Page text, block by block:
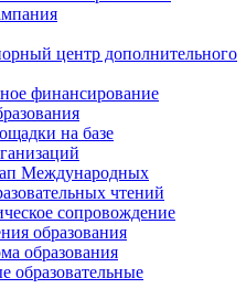
центр дополнительного
финансирование
на базе
Международных
чтений
сопровождение
образования
образования
образовательные